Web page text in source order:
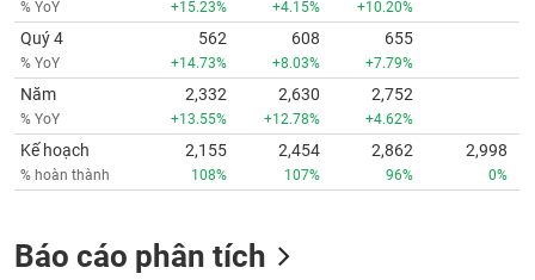
% YoY +15.23% +4.15% +10.20%
Quý 4
% YoY
562
+14.73%
608
+8.03%
655
+7.79%
Năm
% YoY
2,332
+13.55%
2,630
+12.78%
2,752
+4.62%
Kế hoạch
% hoàn thành
2,155
108%
2,454
107%
2,862
96%
2,998
0%
Báo cáo phân tích